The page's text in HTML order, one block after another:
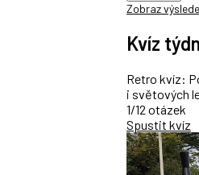
Zobraz
Kvíz
Retro kvíz:
i světových
1/12 otázek
Spustit kvíz